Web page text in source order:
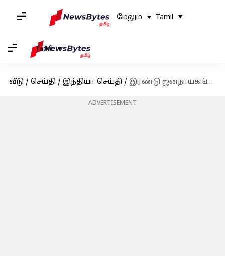
மேலும் Tamil
Tamil
வீடு / செய்தி / இந்தியா செய்தி / இரண்டு ஜனநாயகங்கள் உலகை நம்பிக்கையால் ஒளிரச் செய்யட்டும்: தீபாவளி வாழ்த்துக்கு டிரம்பிற்கு பிரதமர் நன்றி
ADVERTISEMENT